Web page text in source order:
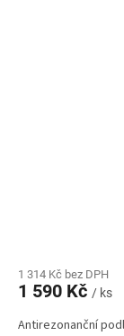
1 314 Kč bez DPH
1 590 Kč / ks
Antirezonanční